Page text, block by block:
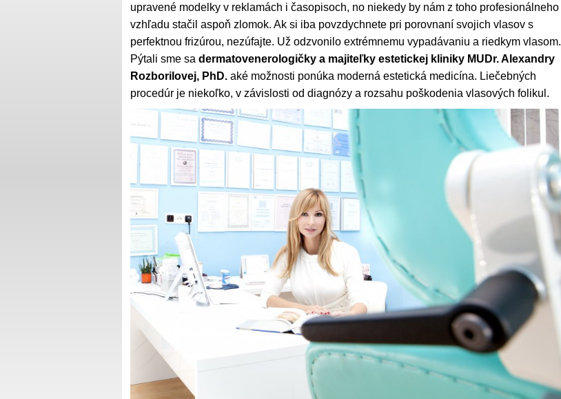
upravené modelky v reklamách i časopisoch, no niekedy by nám z toho profesionálneho
vzhľadu stačil aspoň zlomok. Ak si iba povzdychnete pri porovnaní svojich vlasov s
perfektnou frizúrou, nezúfajte. Už odzvonilo extrémnemu vypadávaniu a riedkym vlasom.
Pýtali sme sa dermatovenerologičky a majiteľky estetickej kliniky MUDr. Alexandry
Rozborilovej, PhD. aké možnosti ponúka moderná estetická medicína. Liečebných
procedúr je niekoľko, v závislosti od diagnózy a rozsahu poškodenia vlasových folikul.